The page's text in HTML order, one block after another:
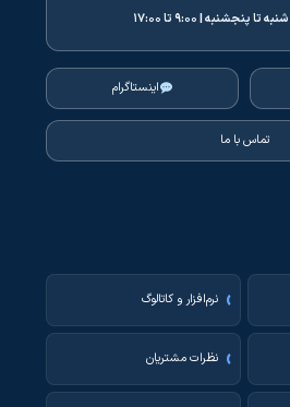
شنبه تا پنجشنبه | ۹:۰۰ تا ۱۷:۰۰
اینستاگرام
تماس با ما
نرم‌افزار و کاتالوگ
نظرات مشتریان